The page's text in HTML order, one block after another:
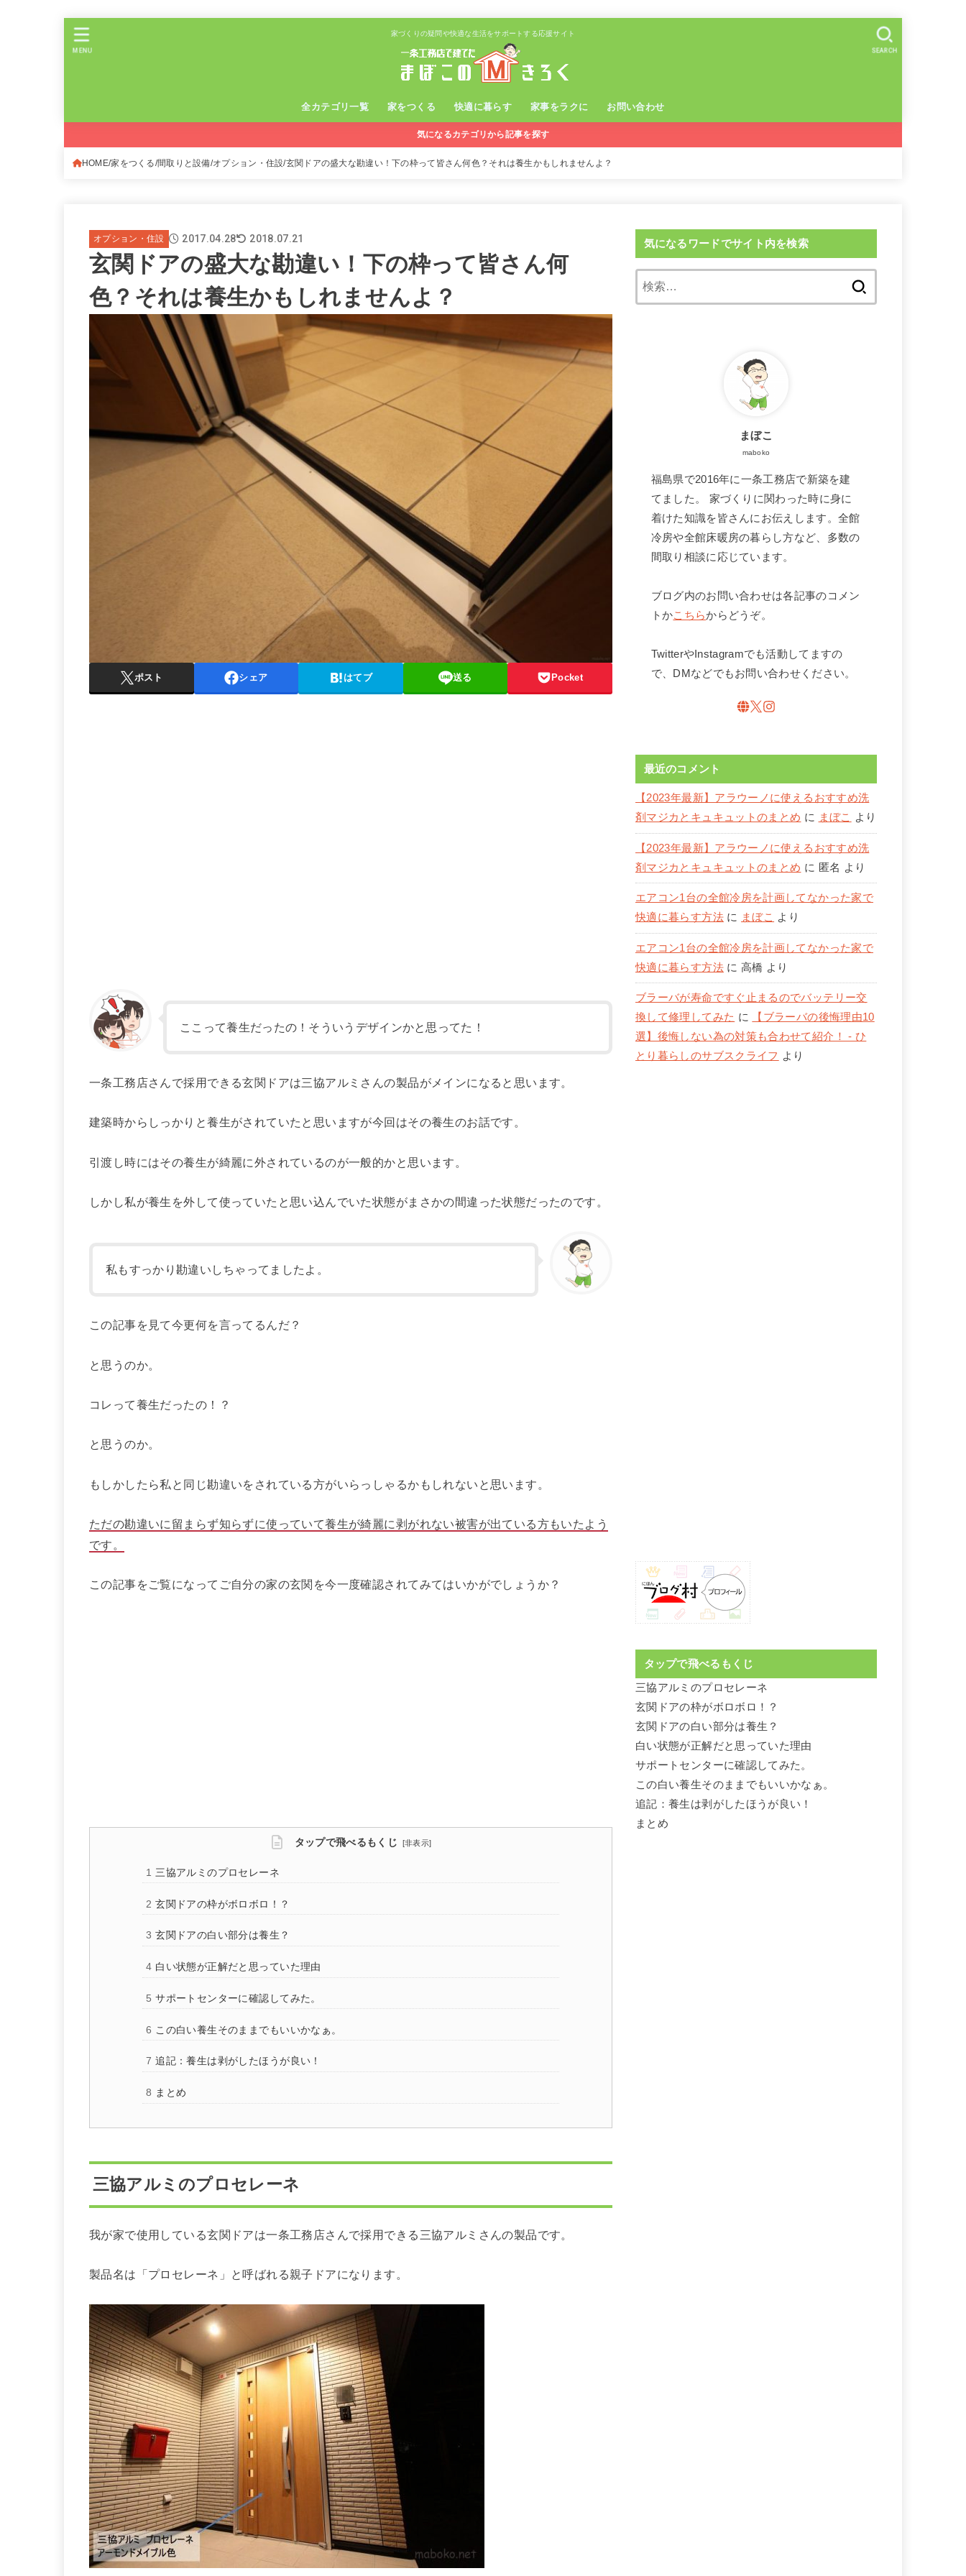
家づくりの疑問や快適な生活をサポートする応援サイト
全カテゴリ一覧 家をつくる 快適に暮らす 家事をラクに お問い合わせ
SEARCH
MENU
気になるカテゴリから記事を探す
HOME 家をつくる 間取りと設備 オプション・住設 玄関ドアの盛大な勘違い！下の枠って皆さん何色？それは養生かもしれませんよ？
オプション・住設 2017.04.28 2018.07.21
玄関ドアの盛大な勘違い！下の枠って皆さん何
色？それは養生かもしれませんよ？
ポスト シェア はてブ 送る Pocket
ここって養生だったの！そういうデザインかと思ってた！
一条工務店さんで採用できる玄関ドアは三協アルミさんの製品がメインになると思います。
建築時からしっかりと養生がされていたと思いますが今回はその養生のお話です。
引渡し時にはその養生が綺麗に外されているのが一般的かと思います。
しかし私が養生を外して使っていたと思い込んでいた状態がまさかの間違った状態だったのです。
私もすっかり勘違いしちゃってましたよ。
この記事を見て今更何を言ってるんだ？
と思うのか。
コレって養生だったの！？
と思うのか。
もしかしたら私と同じ勘違いをされている方がいらっしゃるかもしれないと思います。
ただの勘違いに留まらず知らずに使っていて養生が綺麗に剥がれない被害が出ている方もいたよう
です。
この記事をご覧になってご自分の家の玄関を今一度確認されてみてはいかがでしょうか？
タップで飛べるもくじ [非表示]
三協アルミのプロセレーネ
玄関ドアの枠がボロボロ！？
玄関ドアの白い部分は養生？
白い状態が正解だと思っていた理由
サポートセンターに確認してみた。
この白い養生そのままでもいいかなぁ。
追記：養生は剥がしたほうが良い！
まとめ
三協アルミのプロセレーネ
我が家で使用している玄関ドアは一条工務店さんで採用できる三協アルミさんの製品です。
製品名は「プロセレーネ」と呼ばれる親子ドアになります。
気になるワードでサイト内を検索
まぼこ
maboko
福島県で2016年に一条工務店で新築を建
てました。 家づくりに関わった時に身に
着けた知識を皆さんにお伝えします。全館
冷房や全館床暖房の暮らし方など、多数の
間取り相談に応じています。
ブログ内のお問い合わせは各記事のコメン
トかこちらからどうぞ。
TwitterやInstagramでも活動してますの
で、DMなどでもお問い合わせください。
最近のコメント
【2023年最新】アラウーノに使えるおすすめ洗
剤マジカとキュキュットのまとめ に まぼこ より
【2023年最新】アラウーノに使えるおすすめ洗
剤マジカとキュキュットのまとめ に 匿名 より
エアコン1台の全館冷房を計画してなかった家で
快適に暮らす方法に まぼこ より
エアコン1台の全館冷房を計画してなかった家で
快適に暮らす方法に 高橋 より
ブラーバが寿命ですぐ止まるのでバッテリー交
換して修理してみた に
【ブラーバの後悔理由10
選】後悔しない為の対策も合わせて紹介！ - ひ
とり暮らしのサブスクライフ より
タップで飛べるもくじ
三協アルミのプロセレーネ
玄関ドアの枠がボロボロ！？
玄関ドアの白い部分は養生？
白い状態が正解だと思っていた理由
サポートセンターに確認してみた。
この白い養生そのままでもいいかなぁ。
追記：養生は剥がしたほうが良い！
まとめ